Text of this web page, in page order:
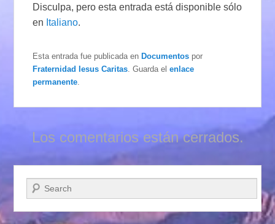
Disculpa, pero esta entrada está disponible sólo
en Italiano.
Esta entrada fue publicada enDocumentos por
Fraternidad Iesus Caritas . Guarda elenlace
permanente
Los comentarios están cerrados.
Buscar